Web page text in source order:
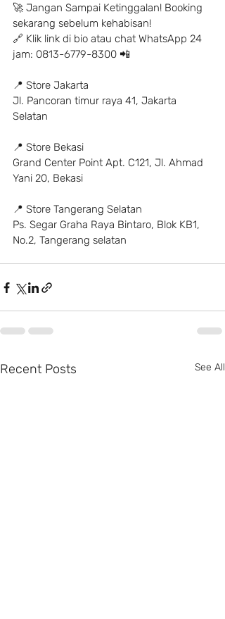
🚀 Jangan Sampai Ketinggalan! Booking
sekarang sebelum kehabisan!
🔗 Klik link di bio atau chat WhatsApp 24
jam: 0813-6779-8300 📲
📍 Store Jakarta
Jl. Pancoran timur raya 41, Jakarta
Selatan
📍 Store Bekasi
Grand Center Point Apt. C121, Jl. Ahmad
Yani 20, Bekasi
📍 Store Tangerang Selatan
Ps. Segar Graha Raya Bintaro, Blok KB1,
No.2, Tangerang selatan
Recent Posts See All